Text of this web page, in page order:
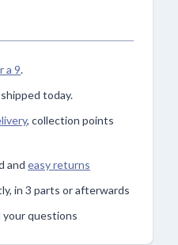
a 9.
shipped today.
, collection points
and easy returns
in 3 parts or afterwards
your questions